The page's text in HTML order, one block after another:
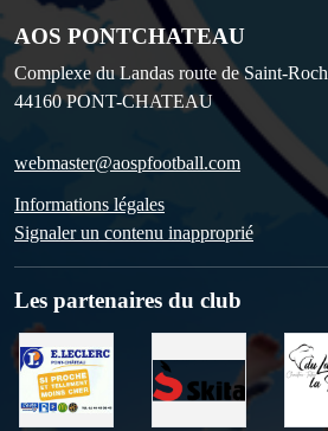
AOS PONTCHATEAU
Complexe du Landas route de Saint-Roch
44160 PONT-CHATEAU
webmaster@aospfootball.com
Informations légales
Signaler un contenu inapproprié
Les partenaires du club